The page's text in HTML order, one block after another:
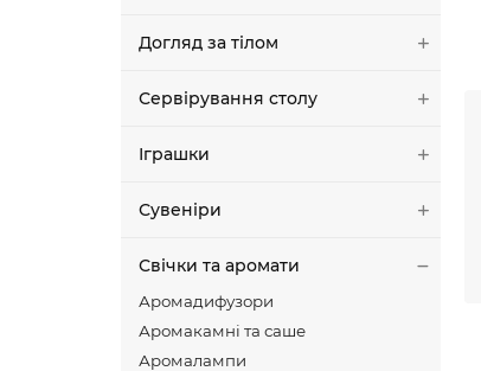
Догляд за тілом
Сервірування столу
Іграшки
Сувеніри
Свічки та аромати
Аромадифузори
Аромакамні та саше
Аромалампи